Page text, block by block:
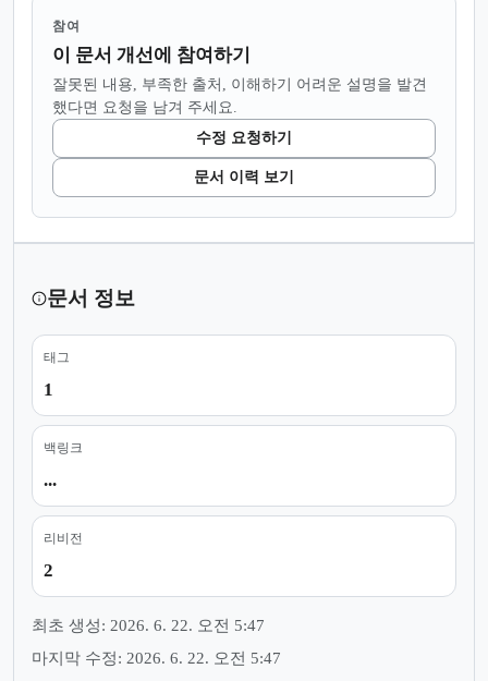
참여
이 문서 개선에 참여하기
잘못된 내용, 부족한 출처, 이해하기 어려운 설명을 발견
했다면 요청을 남겨 주세요.
수정 요청하기
문서 이력 보기
문서 정보
태그
1
백링크
...
리비전
2
최초 생성: 2026. 6. 22. 오전 5:47
마지막 수정: 2026. 6. 22. 오전 5:47